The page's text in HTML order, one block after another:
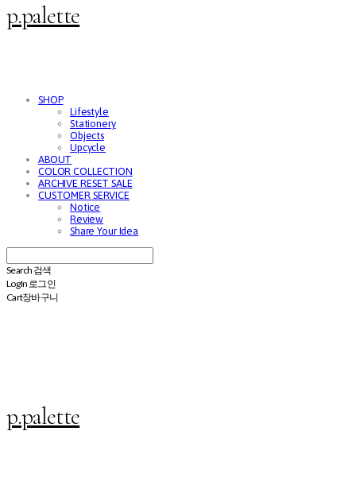
p.palette
SHOP
Lifestyle
Stationery
Objects
Upcycle
ABOUT
COLOR COLLECTION
ARCHIVE RESET SALE
CUSTOMER SERVICE
Notice
Review
Share Your Idea
Search 검색
Log In 로그인
Cart장바구니
p.palette